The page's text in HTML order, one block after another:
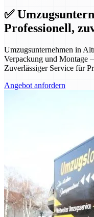
✅
Professionell,
Umzugsunternehmen in
Verpackung und Montage
Zuverlässiger Service für
Angebot anfordern